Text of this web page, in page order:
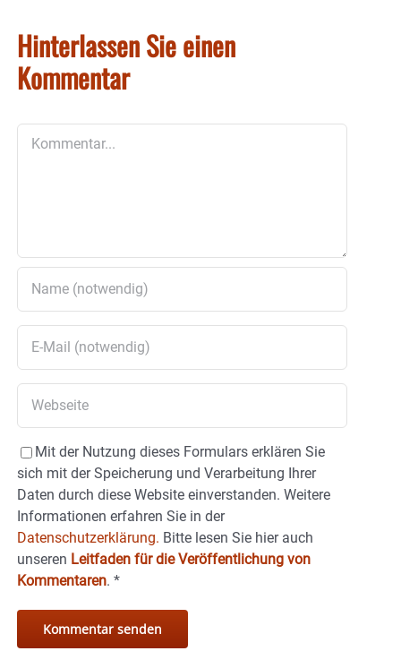
Hinterlassen Sie einen
Kommentar
Mit der Nutzung dieses Formulars erklären Sie
sich mit der Speicherung und Verarbeitung Ihrer
Daten durch diese Website einverstanden. Weitere
Informationen erfahren Sie in der
Datenschutzerklärung. Bitte lesen Sie hier auch
unseren Leitfaden für die Veröffentlichung von
Kommentaren. *